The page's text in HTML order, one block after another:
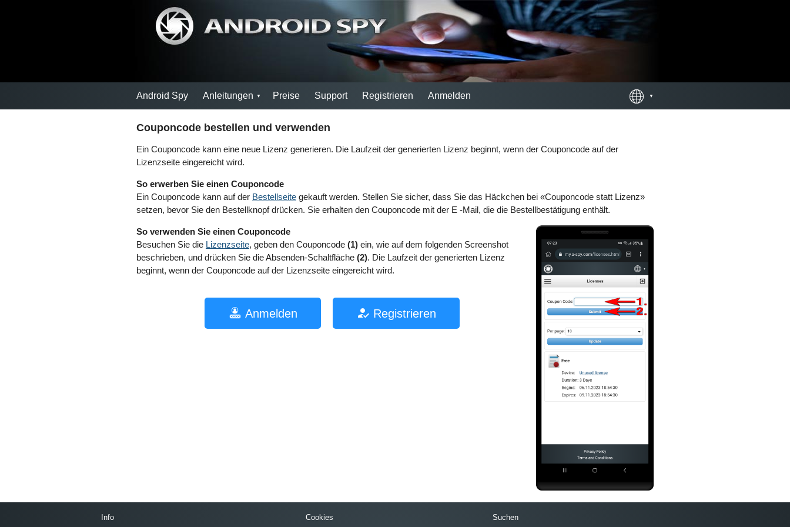
Android Spy Anleitungen Preise Support Registrieren Anmelden
Couponcode bestellen und verwenden
Ein Couponcode kann eine neue Lizenz generieren. Die Laufzeit der generierten Lizenz beginnt, wenn der Couponcode auf der
Lizenzseite eingereicht wird.
So erwerben Sie einen Couponcode
Ein Couponcode kann auf der Bestellseite gekauft werden. Stellen Sie sicher, dass Sie das Häckchen bei «Couponcode statt Lizenz»
setzen, bevor Sie den Bestellknopf drücken. Sie erhalten den Couponcode mit der E -Mail, die die Bestellbestätigung enthält.
So verwenden Sie einen Couponcode
Besuchen Sie die Lizenzseite, geben den Couponcode (1) ein, wie auf dem folgenden Screenshot
beschrieben, und drücken Sie die Absenden-Schaltfläche (2). Die Laufzeit der generierten Lizenz
beginnt, wenn der Couponcode auf der Lizenzseite eingereicht wird.
Anmelden Registrieren
Info Cookies Suchen